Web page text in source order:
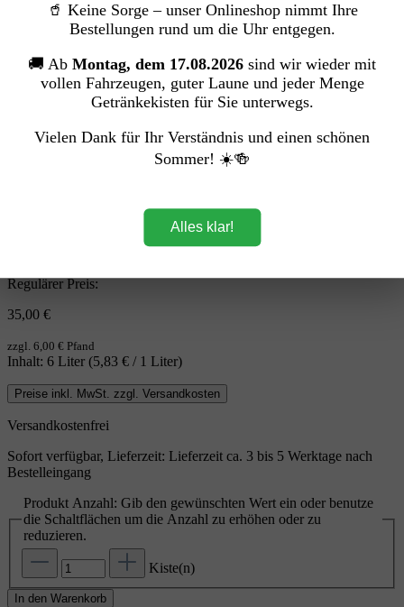
Regulärer Preis:
35,00 €
zzgl. 6,00 € Pfand
Inhalt: 6 Liter (5,83 € / 1 Liter)
Preise inkl. MwSt. zzgl. Versandkosten
Versandkostenfrei
Sofort verfügbar, Lieferzeit: Lieferzeit ca. 3 bis 5 Werktage nach
Bestelleingang
Produkt Anzahl: Gib den gewünschten Wert ein oder benutze
die Schaltflächen um die Anzahl zu erhöhen oder zu
reduzieren.
Kiste(n)
In den Warenkorb
🥤 Keine Sorge – unser Onlineshop nimmt Ihre
Bestellungen rund um die Uhr entgegen.
🚚 Ab Montag, dem 17.08.2026 sind wir wieder mit
vollen Fahrzeugen, guter Laune und jeder Menge
Getränkekisten für Sie unterwegs.
Vielen Dank für Ihr Verständnis und einen schönen
Sommer! ☀️🍻
Alles klar!